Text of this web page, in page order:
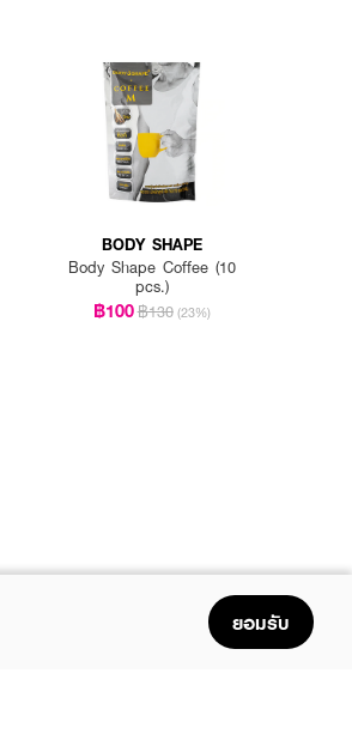
BODY SHAPE
Body Shape Coffee (10
pcs.)
฿100฿130 (23%)
ยอมรับ